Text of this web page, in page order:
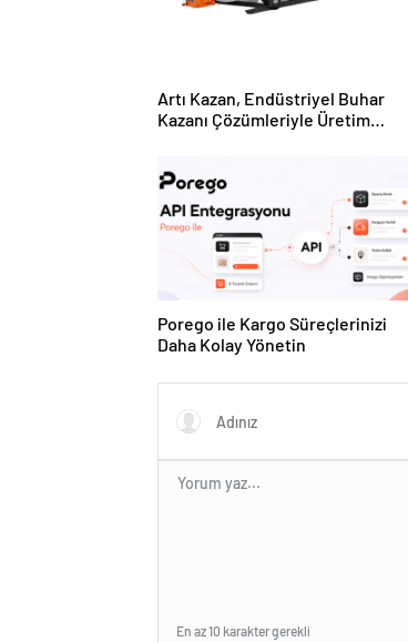
Artı Kazan, Endüstriyel Buhar
Kazanı Çözümleriyle Üretim
Porego ile Kargo Süreçlerinizi
Daha Kolay Yönetin
En az 10 karakter gerekli